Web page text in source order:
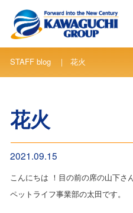
STAFF blog ｜ 花火
花火
2021.09.15
こんにちは ！目の前の席の山下さ
ペットライフ事業部の太田です。